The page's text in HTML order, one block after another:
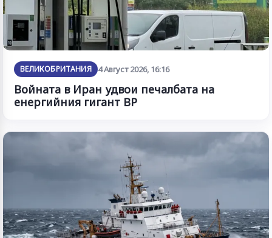
ВЕЛИКОБРИТАНИЯ 4 Август 2026, 16:16
Войната в Иран удвои печалбата на
енергийния гигант BP